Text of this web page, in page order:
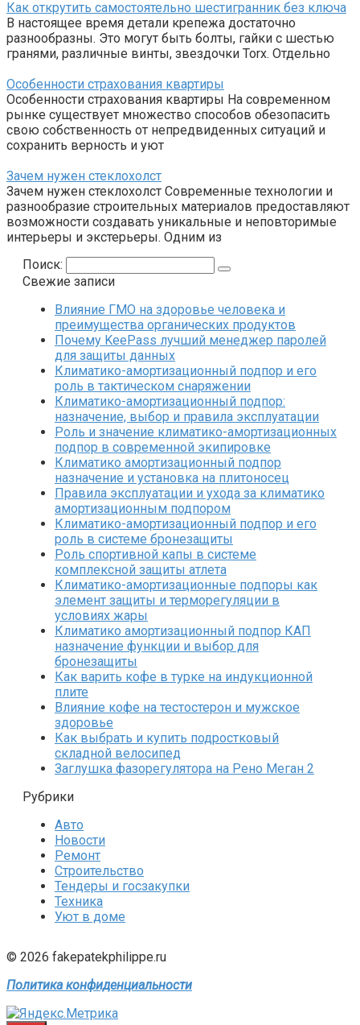
Как открутить самостоятельно шестигранник без ключа
В настоящее время детали крепежа достаточно
разнообразны. Это могут быть болты, гайки с шестью
гранями, различные винты, звездочки Torx. Отдельно
Особенности страхования квартиры
Особенности страхования квартиры На современном
рынке существует множество способов обезопасить
свою собственность от непредвиденных ситуаций и
сохранить верность и уют
Зачем нужен стеклохолст
Зачем нужен стеклохолст Современные технологии и
разнообразие строительных материалов предоставляют
возможности создавать уникальные и неповторимые
интерьеры и экстерьеры. Одним из
Поиск:
Свежие записи
Влияние ГМО на здоровье человека и
преимущества органических продуктов
Почему KeePass лучший менеджер паролей
для защиты данных
Климатико-амортизационный подпор и его
роль в тактическом снаряжении
Климатико-амортизационный подпор:
назначение, выбор и правила эксплуатации
Роль и значение климатико-амортизационных
подпор в современной экипировке
Климатико амортизационный подпор
назначение и установка на плитоносец
Правила эксплуатации и ухода за климатико
амортизационным подпором
Климатико-амортизационный подпор и его
роль в системе бронезащиты
Роль спортивной капы в системе
комплексной защиты атлета
Климатико-амортизационные подпоры как
элемент защиты и терморегуляции в
условиях жары
Климатико амортизационный подпор КАП
назначение функции и выбор для
бронезащиты
Как варить кофе в турке на индукционной
плите
Влияние кофе на тестостерон и мужское
здоровье
Как выбрать и купить подростковый
складной велосипед
Заглушка фазорегулятора на Рено Меган 2
Рубрики
Авто
Новости
Ремонт
Строительство
Тендеры и госзакупки
Техника
Уют в доме
© 2026 fakepatekphilippe.ru
Политика конфиденциальности